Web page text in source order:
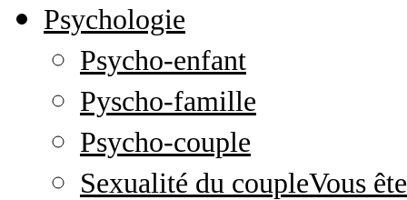
Psychologie
Psycho-enfant
Pyscho-famille
Psycho-couple
Sexualité du coupleVous